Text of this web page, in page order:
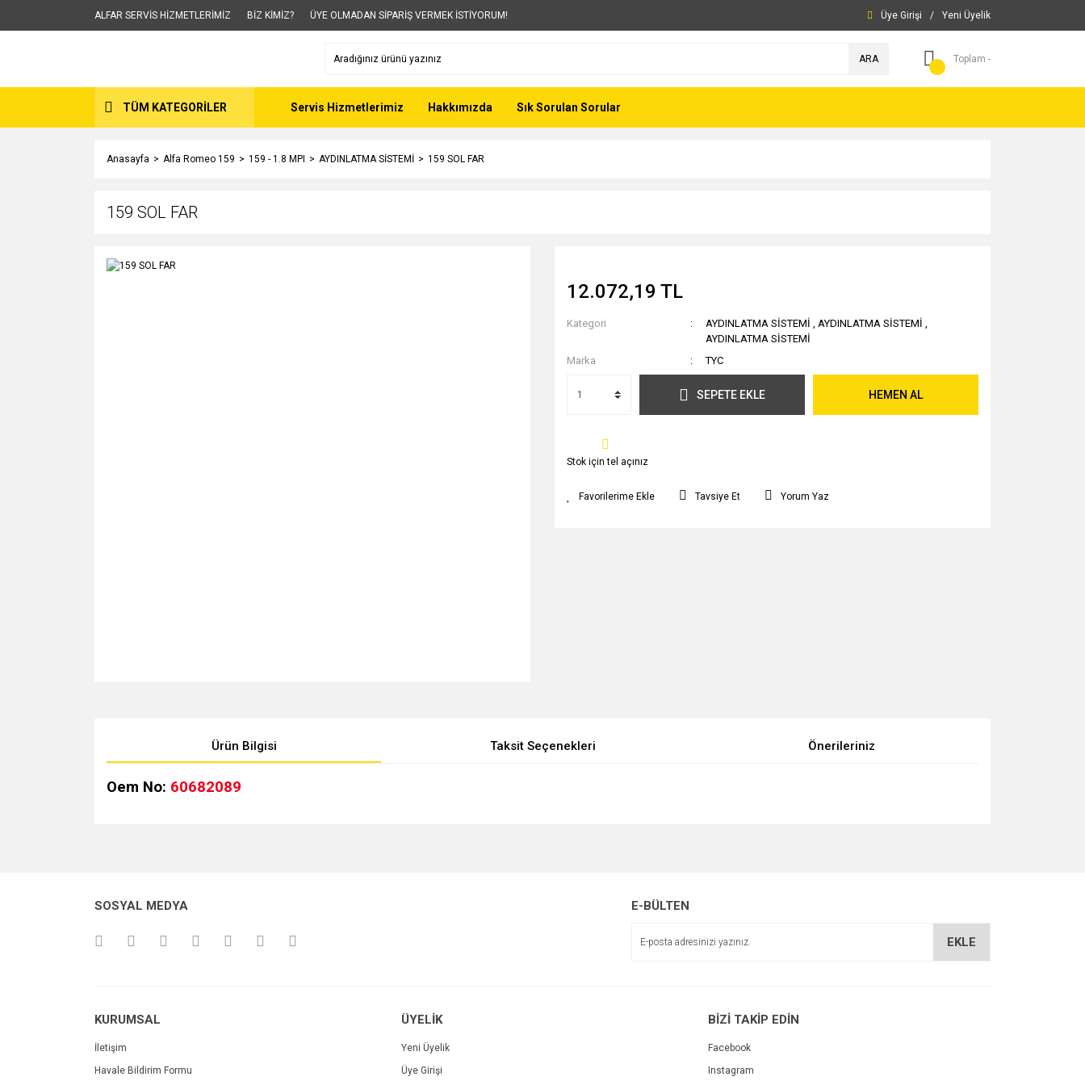
ALFAR SERVİS HİZMETLERİMİZ BİZ KİMİZ? ÜYE OLMADAN SİPARİŞ VERMEK İSTİYORUM! Üye Girişi / Yeni Üyelik
ARA Toplam -
TÜM KATEGORİLER Servis Hizmetlerimiz Hakkımızda Sık Sorulan Sorular
Anasayfa Alfa Romeo 159 159 - 1.8 MPI AYDINLATMA SİSTEMİ 159 SOL FAR
159 SOL FAR
12.072,19 TL
Kategori AYDINLATMA SİSTEMİ , AYDINLATMA SİSTEMİ ,
AYDINLATMA SİSTEMİ
Marka
TYC
SEPETE EKLE HEMEN AL
Stok için tel açınız
Tavsiye Et Yorum Yaz
Ürün Bilgisi Taksit Seçenekleri Önerileriniz
Oem No: 60682089
Ürün açıklamasında eksik bilgiler bulunuyor.
SOSYAL MEDYA E-BÜLTEN
EKLE
KURUMSAL
İletişim
Havale Bildirim Formu
ÜYELİK
Yeni Üyelik
Üye Girişi
BİZİ TAKİP EDİN
Facebook
Instagram